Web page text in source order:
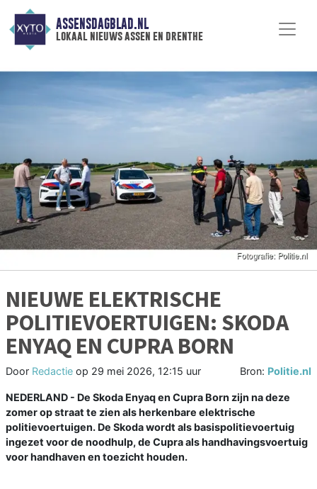
ASSENSDAGBLAD.NL
lokaal nieuws assen en drenthe
NIEUWE ELEKTRISCHE
POLITIEVOERTUIGEN: SKODA
ENYAQ EN CUPRA BORN
Door Redactie op 29 mei 2026, 12:15 uur Bron: Politie.nl
NEDERLAND - De Skoda Enyaq en Cupra Born zijn na deze
zomer op straat te zien als herkenbare elektrische
politievoertuigen. De Skoda wordt als basispolitievoertuig
ingezet voor de noodhulp, de Cupra als handhavingsvoertuig
voor handhaven en toezicht houden.